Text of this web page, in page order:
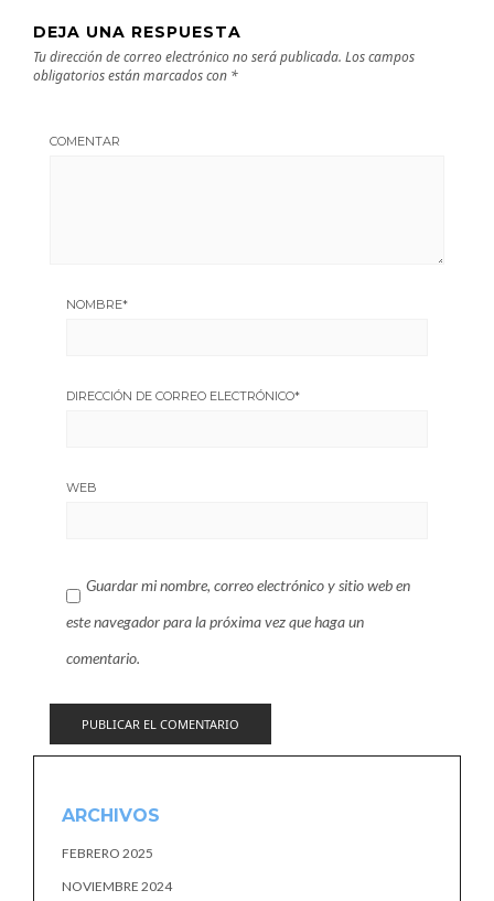
DEJA UNA RESPUESTA
Tu dirección de correo electrónico no será publicada. Los campos
obligatorios están marcados con *
COMENTAR
NOMBRE*
DIRECCIÓN DE CORREO ELECTRÓNICO*
WEB
Guardar mi nombre, correo electrónico y sitio web en
este navegador para la próxima vez que haga un
comentario.
ARCHIVOS
FEBRERO 2025
NOVIEMBRE 2024